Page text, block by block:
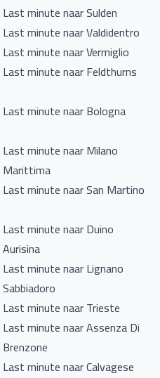
Last minute naar Sulden
Last minute naar Valdidentro
Last minute naar Vermiglio
Last minute naar Feldthurns
Last minute naar Bologna
Last minute naar Milano
Marittima
Last minute naar San Martino
Last minute naar Duino
Aurisina
Last minute naar Lignano
Sabbiadoro
Last minute naar Trieste
Last minute naar Assenza Di
Brenzone
Last minute naar Calvagese